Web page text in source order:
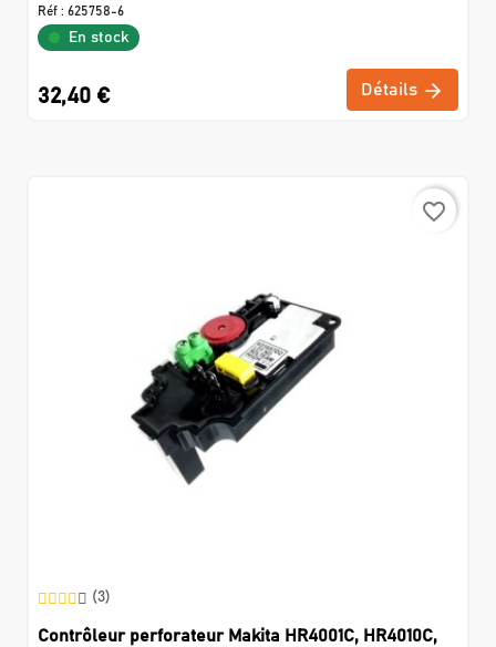
Réf : 625758-6
En stock
32,40 € Détails
favorite_border
(3)
Contrôleur perforateur Makita HR4001C, HR4010C,